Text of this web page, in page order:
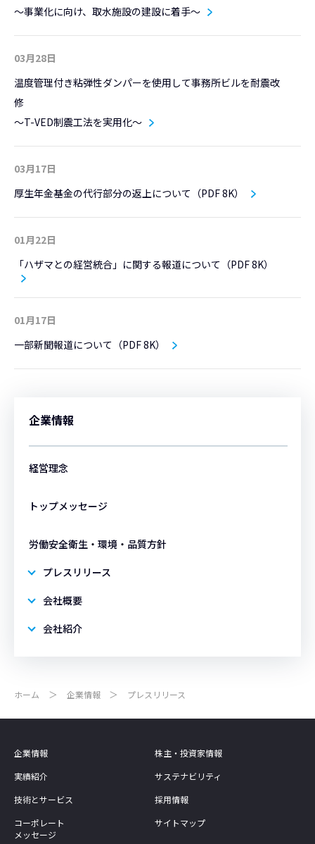
～事業化に向け、取水施設の建設に着手～
03月28日
温度管理付き粘弾性ダンパーを使用して事務所ビルを耐震改
修
～T-VED制震工法を実用化～
03月17日
厚生年金基金の代行部分の返上について（PDF 8K）
01月22日
「ハザマとの経営統合」に関する報道について（PDF 8K）
01月17日
一部新聞報道について（PDF 8K）
企業情報
経営理念
トップメッセージ
労働安全衛生・環境・品質方針
プレスリリース
会社概要
会社紹介
ホーム 企業情報 プレスリリース
企業情報
株主・投資家情報
実績紹介
サステナビリティ
技術とサービス
採用情報
コーポレート
メッセージ
サイトマップ